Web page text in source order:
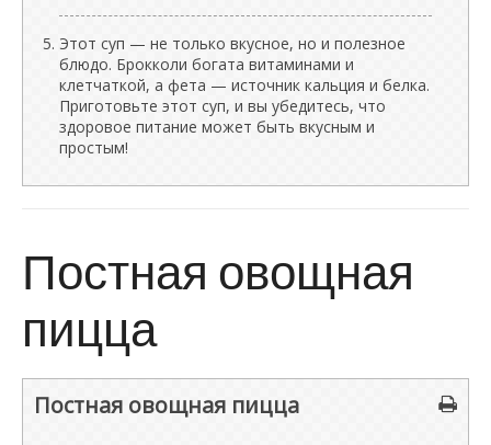
Этот суп — не только вкусное, но и полезное
блюдо. Брокколи богата витаминами и
клетчаткой, а фета — источник кальция и белка.
Приготовьте этот суп, и вы убедитесь, что
здоровое питание может быть вкусным и
простым!
Постная овощная
пицца
Постная овощная пицца